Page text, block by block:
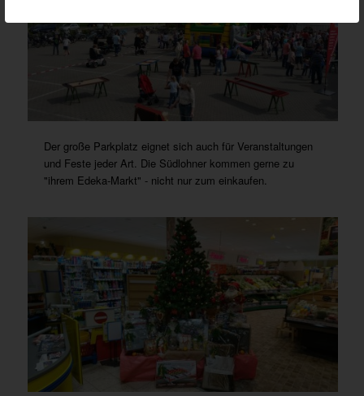
Der große Parkplatz eignet sich auch für Veranstaltungen
und Feste jeder Art. Die Südlohner kommen gerne zu
"ihrem Edeka-Markt" - nicht nur zum einkaufen.